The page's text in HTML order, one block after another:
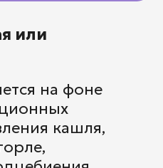
или
на фоне
кашля,